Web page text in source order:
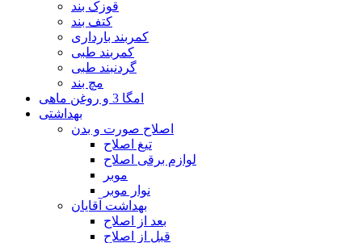
قوزک بند
کتف بند
کمربند بارداری
کمربند طبی
گردنبند طبی
مچ بند
امگا 3 و روغن ماهی
بهداشتی
اصلاح صورت و بدن
تیغ اصلاح
لوازم برقی اصلاح
موبر
نوار موبر
بهداشت آقایان
بعد از اصلاح
قبل از اصلاح